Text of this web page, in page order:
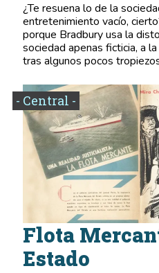
¿Te resuena lo de la
entretenimiento vacío,
porque Bradbury usa la
sociedad apenas ficticia, a
tras algunos pocos
- Central -
Flota
Estado